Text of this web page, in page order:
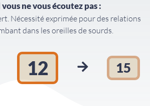
ne vous écoutez pas :
Nécessité exprimée pour des relations
dans les oreilles de sourds.
12 15